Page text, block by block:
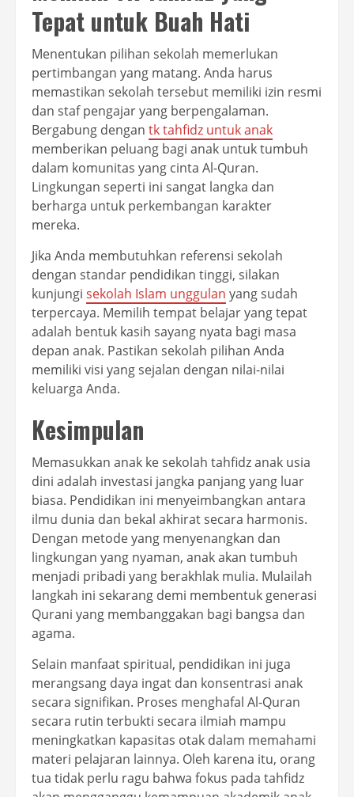
Tepat untuk Buah Hati
Menentukan pilihan sekolah memerlukan
pertimbangan yang matang. Anda harus
memastikan sekolah tersebut memiliki izin resmi
dan staf pengajar yang berpengalaman.
Bergabung dengan tk tahfidz untuk anak
memberikan peluang bagi anak untuk tumbuh
dalam komunitas yang cinta Al-Quran.
Lingkungan seperti ini sangat langka dan
berharga untuk perkembangan karakter
mereka.
Jika Anda membutuhkan referensi sekolah
dengan standar pendidikan tinggi, silakan
kunjungi sekolah Islam unggulan yang sudah
terpercaya. Memilih tempat belajar yang tepat
adalah bentuk kasih sayang nyata bagi masa
depan anak. Pastikan sekolah pilihan Anda
memiliki visi yang sejalan dengan nilai-nilai
keluarga Anda.
Kesimpulan
Memasukkan anak ke sekolah tahfidz anak usia
dini adalah investasi jangka panjang yang luar
biasa. Pendidikan ini menyeimbangkan antara
ilmu dunia dan bekal akhirat secara harmonis.
Dengan metode yang menyenangkan dan
lingkungan yang nyaman, anak akan tumbuh
menjadi pribadi yang berakhlak mulia. Mulailah
langkah ini sekarang demi membentuk generasi
Qurani yang membanggakan bagi bangsa dan
agama.
Selain manfaat spiritual, pendidikan ini juga
merangsang daya ingat dan konsentrasi anak
secara signifikan. Proses menghafal Al-Quran
secara rutin terbukti secara ilmiah mampu
meningkatkan kapasitas otak dalam memahami
materi pelajaran lainnya. Oleh karena itu, orang
tua tidak perlu ragu bahwa fokus pada tahfidz